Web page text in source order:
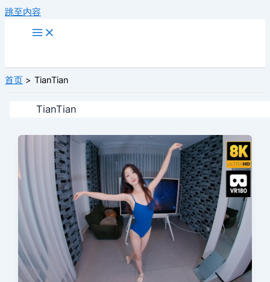
跳至内容
首页 TianTian
TianTian